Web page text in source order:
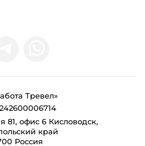
Тревел»
81, офис 6 Кисловодск,
край
Россия